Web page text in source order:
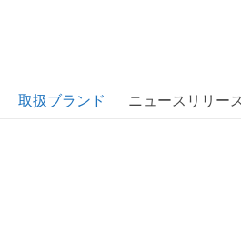
ークな商品」「機能的な商品」
取扱ブランド ニュースリリース